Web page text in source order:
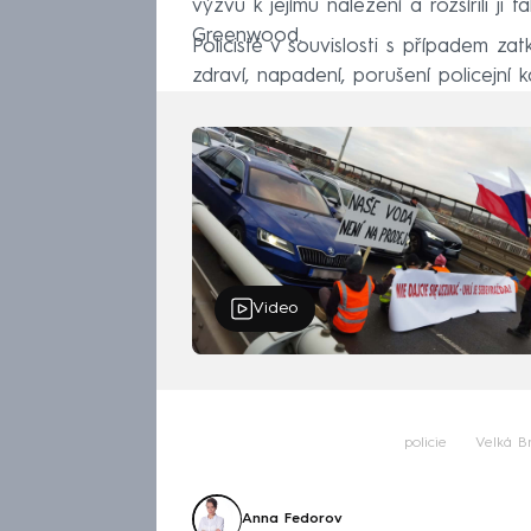
výzvu k jejímu nalezení a rozšířili ji
Greenwood.
Policisté v souvislosti s případem
zdraví, napadení, porušení policejní
Video
policie Velká
Anna Fedorov